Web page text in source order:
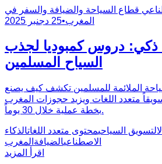
قطاع السياحة والضيافة والسفر في
المغرب•25 دجنبر 2025
دروس كمبوديا لجذب
السياح المسلمين
الملائمة للمسلمين تكشف كيف يصنع
متعدد اللغات ويزيد حجوزات المغرب
بخطة عملية خلال 30 يوماً.
التسويق السياحيمحتوى متعدد اللغاتالذكاء
الاصطناعيالضيافة المغرب
اقرأ المزيد